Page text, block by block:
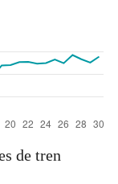
de tren